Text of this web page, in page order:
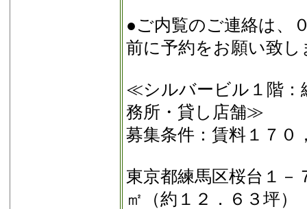
●ご内覧のご連絡は、
前に予約をお願い致し
≪シルバービル１階
務所・貸し店舗≫
募集条件：賃料１７
東京都練馬区桜台１
㎡（約１２．６３坪）